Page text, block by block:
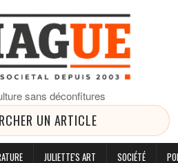
sans déconfitures
UN ARTICLE
JULIETTE'S ART SOCIÉTÉ